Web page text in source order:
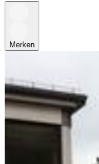
Merken